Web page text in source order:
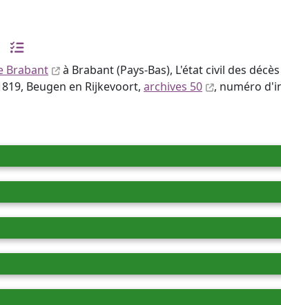
Brabant
à Brabant (Pays-Bas), L'état civil des décès
Beugen en Rijkevoort, archives 50
, numéro